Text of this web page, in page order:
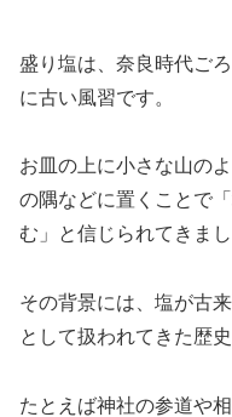
盛り塩は、奈良時代ご
に古い風習です。
お皿の上に小さな山の
の隅などに置くことで
む」と信じられてきまし
その背景には、塩が古
として扱われてきた歴史
たとえば神社の参道や